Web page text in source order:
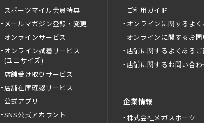
スポーツマイル会員特典
メールマガジン登録・変更
オンラインサービス
オンライン試着サービス
(ユニサイズ)
店舗受け取りサービス
店舗在庫確認サービス
公式アプリ
SNS公式アカウント
ご利用ガイド
オンラインに関するよ
オンラインに関するお
店舗に関するよくあるご
店舗に関するお問い合わ
企業情報
株式会社メガスポーツ